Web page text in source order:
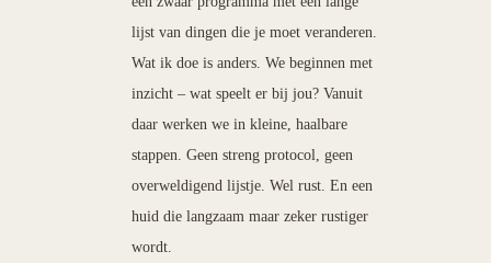
lijst van dingen die je moet veranderen.
Wat ik doe is anders. We beginnen met
inzicht – wat speelt er bij jou? Vanuit
daar werken we in kleine, haalbare
stappen. Geen streng protocol, geen
overweldigend lijstje. Wel rust. En een
huid die langzaam maar zeker rustiger
wordt.